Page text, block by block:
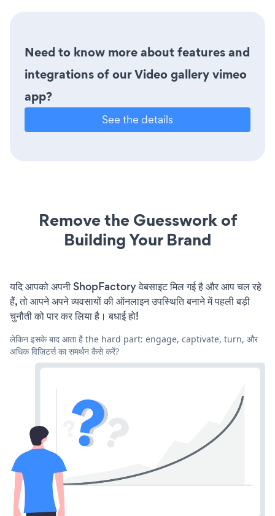
Need to know more about features and
integrations of our Video gallery vimeo
app?
See the details
Remove the Guesswork of
Building Your Brand
यदि आपको अपनी ShopFactory वेबसाइट मिल गई है और आप चल रहे
हैं, तो आपने अपने व्यवसायों की ऑनलाइन उपस्थिति बनाने में पहली बड़ी
चुनौती को पार कर लिया है। बधाई हो!
लेकिन इसके बाद आता है the hard part: engage, captivate, turn, और
अधिक विज़िटर्स का समर्थन कैसे करें?